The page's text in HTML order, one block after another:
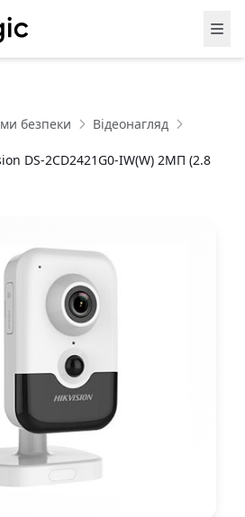
безпеки
Відеонагляд
DS-2CD2421G0-IW(W) 2МП (2.8